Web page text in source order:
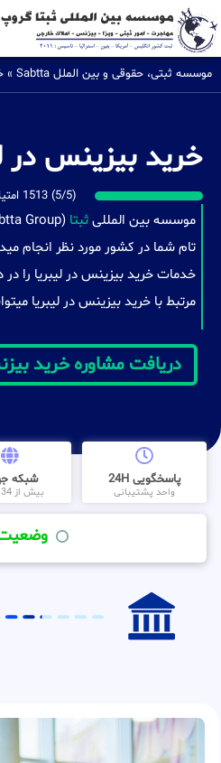
موسسه ثبتی، حقوقی و بین الملل Sabtta »
خرید بیزینس در
(5/5) 1513 امتیاز
موسسه بین المللیثبتا
تام شما در کشور مورد نظر انجام
خدمات خرید بیزینس در لیبریا را
مرتبط با خرید بیزینس در لیبریا
دریافت مشاوره خرید
پاسخگویی 24H
واحد پشتیبانی
شبکه
بیش از 34 شعبه
وضعیت :